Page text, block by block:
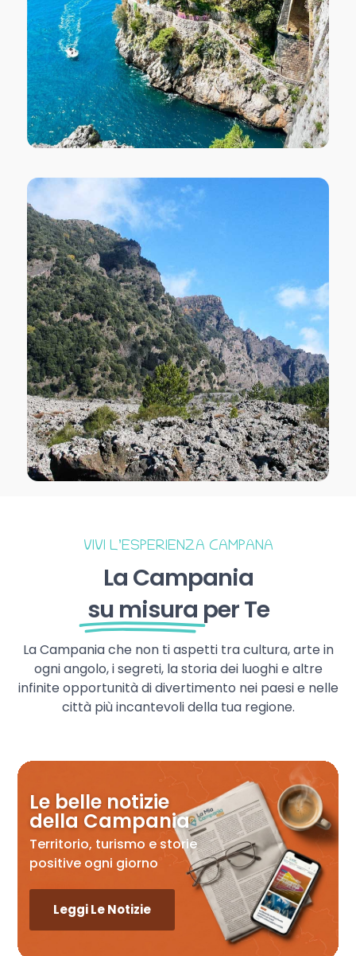
VIVI L’ESPERIENZA CAMPANA
La Campania
su misura per Te
La Campania che non ti aspetti tra cultura, arte in
ogni angolo, i segreti, la storia dei luoghi e altre
infinite opportunità di divertimento nei paesi e nelle
città più incantevoli della tua regione.
Le belle notizie
della Campania
Territorio, turismo e storie
positive ogni giorno
Leggi Le Notizie